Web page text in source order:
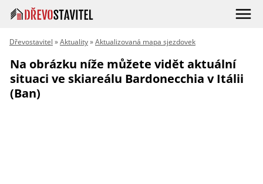
Dřevostavitel »Aktuality»Aktualizovaná mapa sjezdovek
Na obrázku níže můžete vidět aktuální
situaci ve skiareálu Bardonecchia v Itálii
(Ban)